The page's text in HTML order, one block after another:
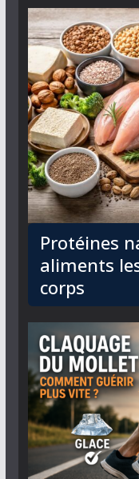
Protéines
aliments
corps